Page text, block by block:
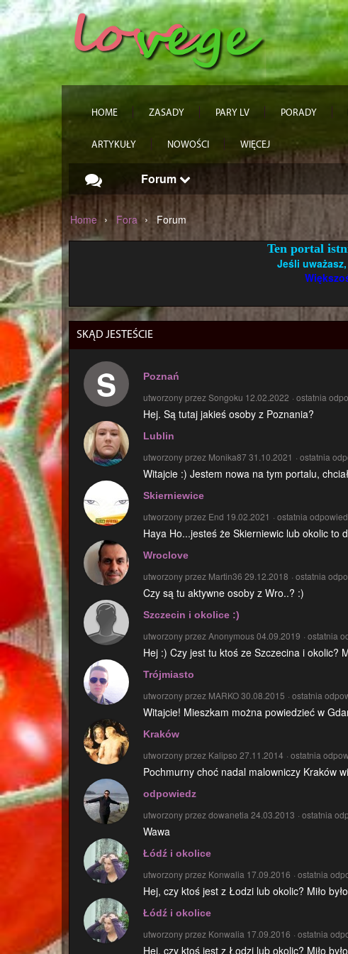
HOME ZASADY PARY LV PORADY
ARTYKUŁY NOWOŚCI WIĘCEJ
Forum
Home › Fora › Forum
Ten portal
Jeśli
SKĄD JESTEŚCIE
S Poznań
utworzony przez Songoku 12.02.2022 ostatnia
Hej. Są tutaj jakieś osoby z Poznania?
Lublin
utworzony przez Monika87 31.10.2021 ostatnia
Witajcie :) Jestem nowa na tym portalu,
Skierniewice
utworzony przez End 19.02.2021 ostatnia
Haya Ho...jesteś że Skierniewic lub okolic to
Wroclove
utworzony przez Martin36 29.12.2018 ostatnia
Czy są tu aktywne osoby z Wro..? :)
Szczecin i okolice :)
utworzony przez Anonymous 04.09.2019 ostatnia
Hej :) Czy jest tu ktoś ze Szczecina i okolic?
Trójmiasto
utworzony przez MARKO 30.08.2015 ostatnia
Witajcie! Mieszkam można powiedzieć w
Kraków
utworzony przez Kalipso 27.11.2014 ostatnia
Pochmurny choć nadal malowniczy Kraków
odpowiedz
utworzony przez dowanetia 24.03.2013 ostatnia
Wawa
Łódź i okolice
utworzony przez Konwalia 17.09.2016 ostatnia
Hej, czy ktoś jest z Łodzi lub okolic? Miło
Łódź i okolice
utworzony przez Konwalia 17.09.2016 ostatnia
Hej, czy ktoś jest z Łodzi lub okolic? Miło